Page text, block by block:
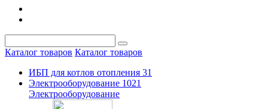
Каталог товаров Каталог товаров
ИБП для котлов отопления 31
Электрооборудование 1021
Электрооборудование